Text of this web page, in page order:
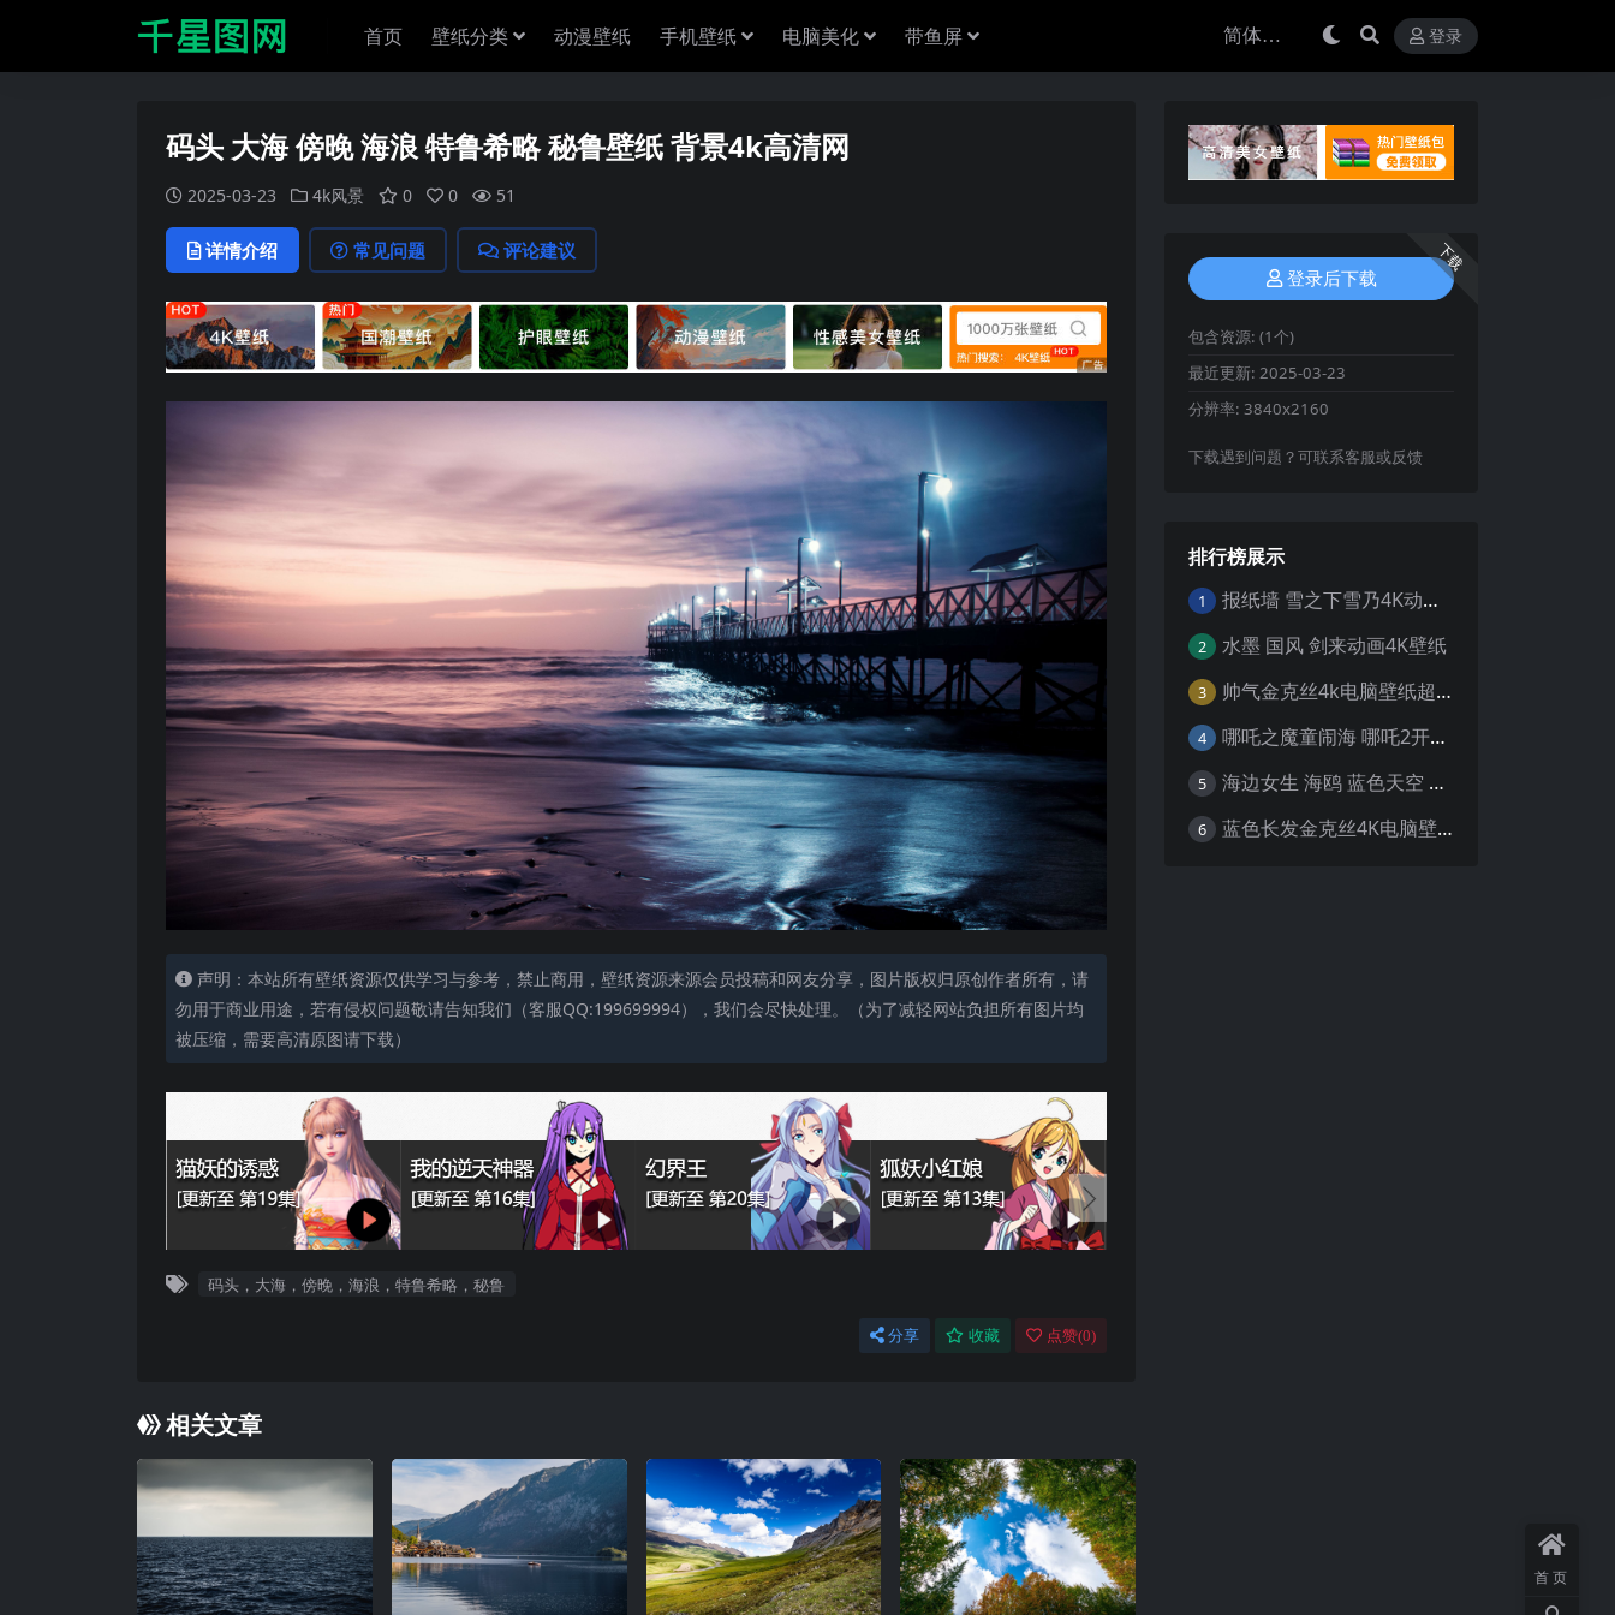
首页 壁纸分类 动漫壁纸 手机壁纸 电脑美化 带鱼屏 登录
码头 大海 傍晚 海浪 特鲁希略 秘鲁壁纸 背景4k高清网
2025-03-23 4k风景 0 0 51
详情介绍 常见问题 评论建议
声明：本站所有壁纸资源仅供学习与参考，禁止商用，壁纸资源来源会员投稿和网友分享，图片版权归原创作者所有，请
勿用于商业用途，若有侵权问题敬请告知我们（客服QQ:199699994），我们会尽快处理。（为了减轻网站负担所有图片均
被压缩，需要高清原图请下载）
码头，大海，傍晚，海浪，特鲁希略，秘鲁
分享 收藏 点赞(0)
相关文章
下载
登录后下载
包含资源: (1个)
最近更新: 2025-03-23
分辨率: 3840x2160
下载遇到问题？可联系客服或反馈
排行榜展示
1 报纸墙 雪之下雪乃4K动漫壁纸
2 水墨 国风 剑来动画4K壁纸
3 帅气金克丝4k电脑壁纸超清
4 哪吒之魔童闹海 哪吒2开场4K壁纸
5 海边女生 海鸥 蓝色天空 4K壁纸
6 蓝色长发金克丝4K电脑壁纸
首页